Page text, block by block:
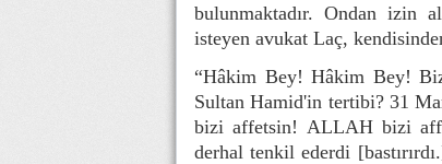
bulunmaktadır. Ondan izin
isteyen avukat Laç,
“Hâkim Bey! Hâkim Bey!
Sultan Hamid'in tertibi? 31
bizi affetsin! ALLAH bizi
derhal tenkil ederdi